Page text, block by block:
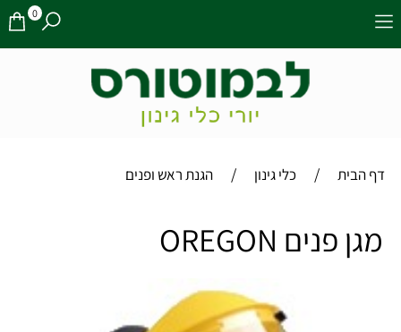
0
דף הבית / כלי גינון / הגנת ראש ופנים
מגן פנים OREGON